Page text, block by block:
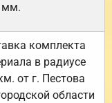
мм.
комплекта
в радиусе
от г. Пестова
области